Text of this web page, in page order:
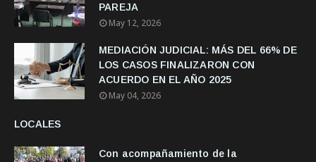
PAREJA
May 12, 2026
MEDIACIÓN JUDICIAL: MÁS DEL 66% DE
LOS CASOS FINALIZARON CON
ACUERDO EN EL AÑO 2025
May 04, 2026
LOCALES
Con acompañamiento de la